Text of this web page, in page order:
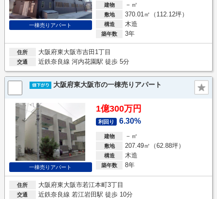
一棟売りアパート
建物 －㎡
敷地 370.01㎡（112.12坪）
構造 木造
築年数 3年
住所 大阪府東大阪市吉田1丁目
交通 近鉄奈良線 河内花園駅 徒歩 5分
大阪府東大阪市の一棟売りアパート
一棟売りアパート
1億300万円
利回り 6.30%
建物 －㎡
敷地 207.49㎡（62.88坪）
構造 木造
築年数 8年
住所 大阪府東大阪市若江本町3丁目
交通 近鉄奈良線 若江岩田駅 徒歩 10分